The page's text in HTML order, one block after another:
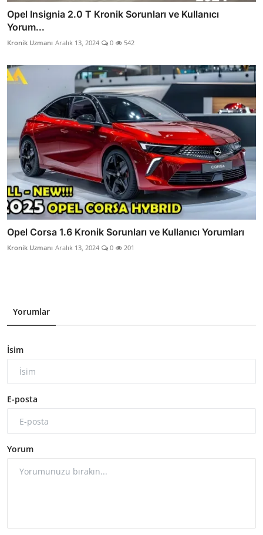
Opel Insignia 2.0 T Kronik Sorunları ve Kullanıcı
Yorum...
Kronik Uzmanı Aralık 13, 2024 0 542
Opel Corsa 1.6 Kronik Sorunları ve Kullanıcı Yorumları
Kronik Uzmanı Aralık 13, 2024 0 201
Yorumlar
İsim
E-posta
Yorum